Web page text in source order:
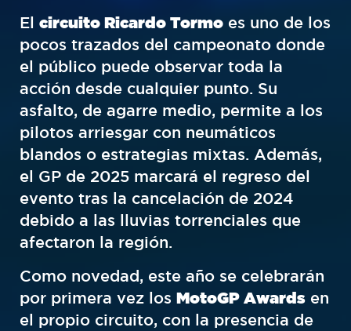
El circuito Ricardo Tormo es uno de los
pocos trazados del campeonato donde
el público puede observar toda la
acción desde cualquier punto. Su
asfalto, de agarre medio, permite a los
pilotos arriesgar con neumáticos
blandos o estrategias mixtas. Además,
el GP de 2025 marcará el regreso del
evento tras la cancelación de 2024
debido a las lluvias torrenciales que
afectaron la región.
Como novedad, este año se celebrarán
por primera vez los MotoGP Awards en
el propio circuito, con la presencia de